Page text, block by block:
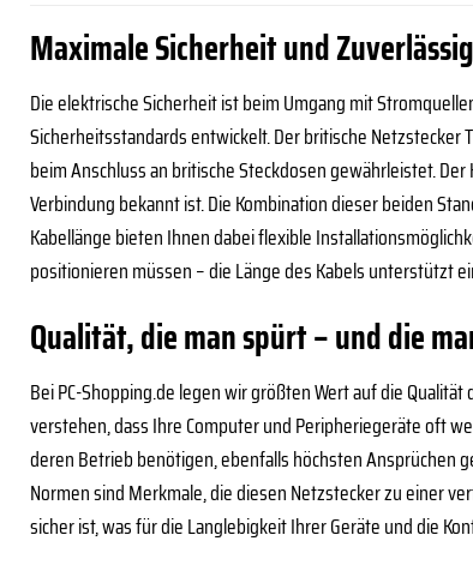
Maximale Sicherheit und
Die elektrische Sicherheit ist beim Umgang mit
Sicherheitsstandards entwickelt. Der britische
beim Anschluss an britische Steckdosen gewährleistet.
Verbindung bekannt ist. Die Kombination dieser beiden
Kabellänge bieten Ihnen dabei flexible
positionieren müssen – die Länge des Kabels unterstützt
Qualität, die man spürt – und die
Bei PC-Shopping.de legen wir größten Wert auf die
verstehen, dass Ihre Computer und Peripheriegeräte oft
deren Betrieb benötigen, ebenfalls höchsten Ansprüchen
Normen sind Merkmale, die diesen Netzstecker zu einer
sicher ist, was für die Langlebigkeit Ihrer Geräte und die